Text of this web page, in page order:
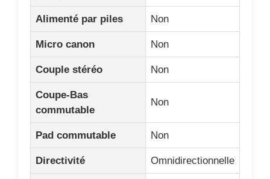
Alimenté par piles Non
Micro canon Non
Couple stéréo Non
Coupe-Bas
commutable
Non
Pad commutable Non
Directivité Omnidirectionnelle